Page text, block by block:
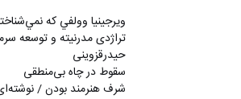
ويرجينيا وولفي كه
تراژدی مدرنیته و توسعه
حیدرقزوینی
سقوط در چاه بی‌منطقی
شرف هنرمند بودن /